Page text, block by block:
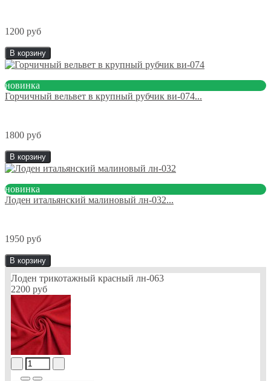
1200 руб
В корзину
новинка
Горчичный вельвет в крупный рубчик ви-074...
1800 руб
В корзину
новинка
Лоден итальянский малиновый лн-032...
1950 руб
В корзину
Лоден трикотажный красный лн-063
2200 руб